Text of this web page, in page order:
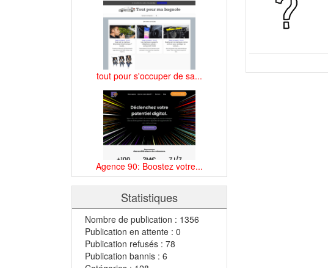
tout pour s'occuper de sa...
Agence 90: Boostez votre...
Statistiques
Nombre de publication : 1356
Publication en attente : 0
Publication refusés : 78
Publication bannis : 6